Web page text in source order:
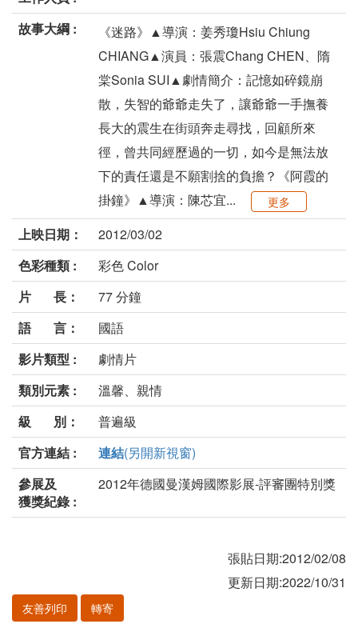
故事大綱 :
《迷路》▲導演：姜秀瓊Hsiu Chiung
CHIANG▲演員：張震Chang CHEN、隋
棠Sonia SUI▲劇情簡介：記憶如碎鏡崩
散，失智的爺爺走失了，讓爺爺一手撫養
長大的震生在街頭奔走尋找，回顧所來
徑，曾共同經歷過的一切，如今是無法放
下的責任還是不願割捨的負擔？《阿霞的
掛鐘》▲導演：陳芯宜...
更多
上映日期：
2012/03/02
色彩種類 :
彩色 Color
片 長：
77 分鐘
語 言：
國語
影片類型 :
劇情片
類別元素 :
溫馨、親情
級 別：
普遍級
官方連結 :
連結(另開新視窗)
參展及
獲獎紀錄 :
2012年德國曼漢姆國際影展-評審團特別獎
張貼日期:2012/02/08
更新日期:2022/10/31
友善列印 轉寄